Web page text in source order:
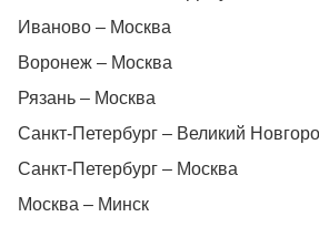
Иваново – Москва
Воронеж – Москва
Рязань – Москва
Санкт-Петербург – Великий
Санкт-Петербург – Москва
Москва – Минск